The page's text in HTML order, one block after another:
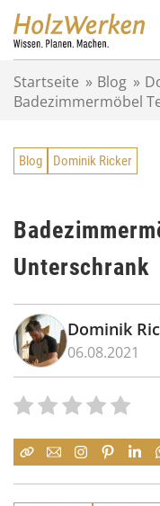
Startseite » Blog »
Badezimmermöbel
Blog Dominik Ricker
Unterschrank
Dominik
06.08.2021